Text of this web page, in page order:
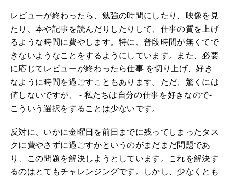
レビューが終わったら、勉強の時間にしたり、映像を見
たり、本や記事を読んだりしたりして、仕事の質を上げ
るような時間に費やします。特に、普段時間が無くてで
きないようなことをするようにしています。また、必要
に応じてレビューが終わったら仕事 を切り上げ、好き
なように時間を過ごすこともあります。ただ、驚くには
値しないですが、 - 私たちは自分の仕事を好きなので-
こういう選択をすることは少ないです。
反対に、いかに金曜日を前日までに残ってしまったタス
クに費やさずに過ごすかというのがまだまだ問題であ
り、この問題を解決しようとしています。これを解決す
るのはとてもチャレンジングです。しかし、少なくとも